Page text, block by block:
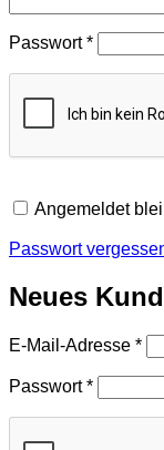
Passwort*
Angemeldet
Passwort
Neues
E-Mail-Adresse *
Passwort*